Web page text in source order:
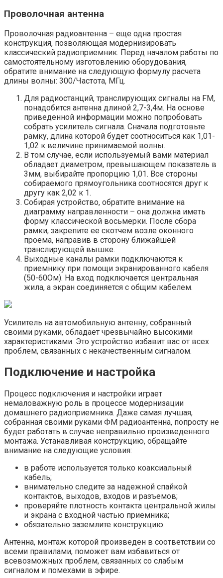
Проволочная антенна
Проволочная радиоантенна – еще одна простая
конструкция, позволяющая модернизировать
классический радиоприемник. Перед началом работы по
самостоятельному изготовлению оборудования,
обратите внимание на следующую формулу расчета
длины волны: 300/Частота, МГц.
Для радиостанций, транслирующих сигналы на FM,
понадобится антенна длиной 2,7-3,4м. На основе
приведенной информации можно попробовать
собрать усилитель сигнала. Сначала подготовьте
рамку, длина которой будет соотноситься как 1,01-
1,02 к величине принимаемой волны.
В том случае, если используемый вами материал
обладает диаметром, превышающем показатель в
3мм, выбирайте пропорцию 1,01. Все стороны
собираемого прямоугольника соотносятся друг к
другу как 2,02 к 1.
Собирая устройство, обратите внимание на
диаграмму направленности – она должна иметь
форму классической восьмерки. После сбора
рамки, закрепите ее скотчем возле оконного
проема, направив в сторону ближайшей
транслирующей вышке.
Выходные каналы рамки подключаются к
приемнику при помощи экранированного кабеля
(50-60Ом). На вход подключается центральная
жила, а экран соединяется с общим кабелем.
Усилитель на автомобильную антенну, собранный
своими руками, обладает чрезвычайно высокими
характеристиками. Это устройство избавит вас от всех
проблем, связанных с некачественным сигналом.
Подключение и настройка
Процесс подключения и настройки играет
немаловажную роль в процессе модернизации
домашнего радиоприемника. Даже самая лучшая,
собранная своими руками ФМ радиоантенна, попросту не
будет работать в случае неправильно произведенного
монтажа. Устанавливая конструкцию, обращайте
внимание на следующие условия:
в работе используется только коаксиальный
кабель;
внимательно следите за надежной спайкой
контактов, выходов, входов и разъемов;
проверяйте плотность контакта центральной жилы
и экрана с входной частью приемника;
обязательно заземлите конструкцию.
Антенна, монтаж которой произведен в соответствии со
всеми правилами, поможет вам избавиться от
всевозможных проблем, связанных со слабым
сигналом и помехами в эфире.